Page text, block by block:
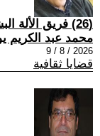
(26) فريق الألة البشرية - الحلقة السادسة
محمد عبد الكريم
2026 / 8 / 9
قضايا ثقافية